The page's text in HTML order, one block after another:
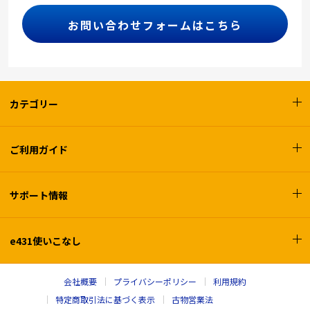
お問い合わせフォームはこちら
カテゴリー
ご利用ガイド
サポート情報
e431使いこなし
会社概要 プライバシーポリシー
利用規約
特定商取引法に基づく表示
古物営業法